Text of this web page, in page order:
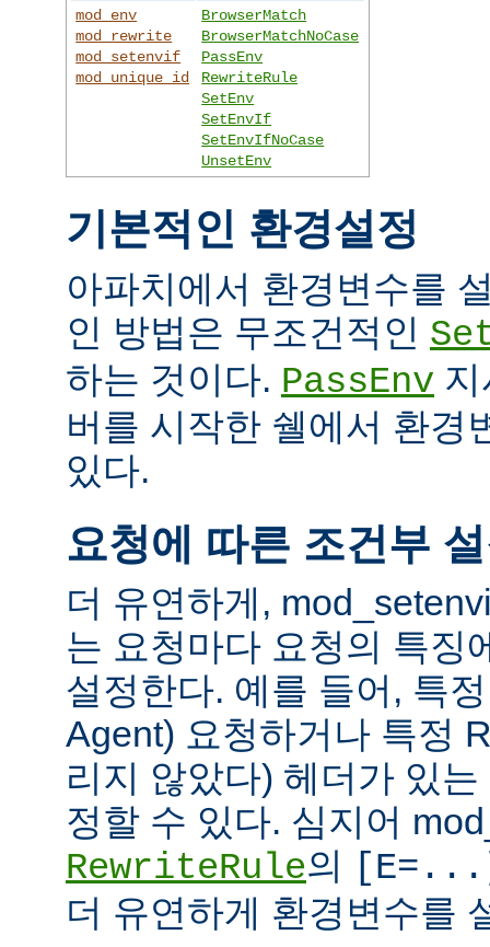
mod_env
mod_rewrite
mod_setenvif
mod_unique_id
BrowserMatch
BrowserMatchNoCase
PassEnv
RewriteRule
SetEnv
SetEnvIf
SetEnvIfNoCase
UnsetEnv
기본적인 환경설정
아파치에서 환경변수를
인 방법은 무조건적인
하는 것이다. PassEnv
버를 시작한 쉘에서 환경
있다.
요청에 따른 조건부
더 유연하게,
는 요청마다 요청의 특징
설정한다. 예를 들어, 특
Agent) 요청하거나 특정
리지 않았다) 헤더가 있
정할 수 있다. 심지어
RewriteRule의
더 유연하게 환경변수를